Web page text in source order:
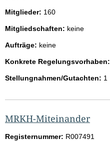
Mitglieder: 160
Mitgliedschaften: keine
Aufträge: keine
Konkrete Regelungsvorhaben:
Stellungnahmen/Gutachten: 1
MRKH-Miteinander
Registernummer: R007491